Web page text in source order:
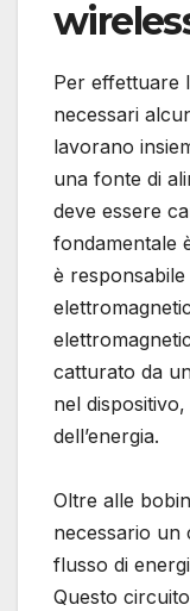
Per effettuare
necessari
lavorano
una fonte di
deve essere
fondamentale
è
catturato da
nel
dell’energia.
Oltre alle
necessario
flusso di
Questo